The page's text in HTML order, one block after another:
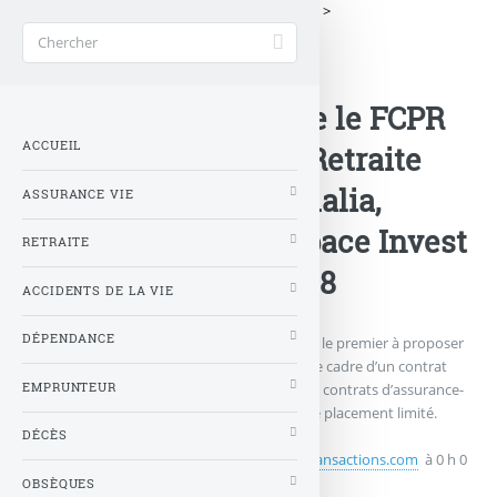
>
Generali Vie propose le FCPR
Isatis Capital Vie & Retraite
sur les contrats Himalia,
Xaélidia, Octuor, Espace Invest
5 et Espace Horizon 8
Nouveauté pour Generali Vie. L’assureur est le premier à proposer
un FCPR perpétuel aux investisseurs, dans le cadre d’un contrat
d’assurance-vie. Les FCPR proposés dans les contrats d’assurance-
vie étaient jusqu’alors dotés d’un horizon de placement limité.
Détails.
Publié lemercredi 10 mai 2017parFranceTransactions.com à 0 h 0
ACCUEIL
ASSURANCE VIE
RETRAITE
ACCIDENTS DE LA VIE
DÉPENDANCE
EMPRUNTEUR
DÉCÈS
OBSÈQUES